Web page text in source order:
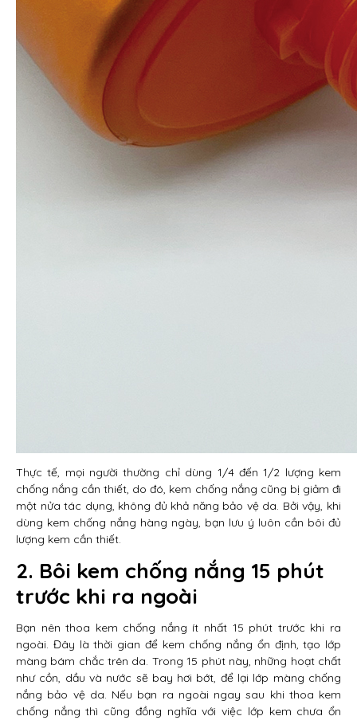
Thực tế, mọi người thường chỉ dùng 1/4 đến 1/2 lượng kem
chống nắng cần thiết, do đó, kem chống nắng cũng bị giảm đi
một nửa tác dụng, không đủ khả năng bảo vệ da. Bởi vậy, khi
dùng kem chống nắng hàng ngày, bạn lưu ý luôn cần bôi đủ
lượng kem cần thiết.
2. Bôi kem chống nắng 15 phút
trước khi ra ngoài
Bạn nên thoa kem chống nắng ít nhất 15 phút trước khi ra
ngoài. Đây là thời gian để kem chống nắng ổn định, tạo lớp
màng bám chắc trên da. Trong 15 phút này, những hoạt chất
như cồn, dầu và nước sẽ bay hơi bớt, để lại lớp màng chống
nắng bảo vệ da. Nếu bạn ra ngoài ngay sau khi thoa kem
chống nắng thì cũng đồng nghĩa với việc lớp kem chưa ổn